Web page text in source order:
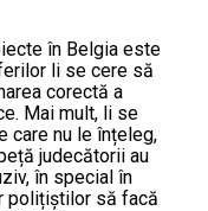
în Belgia este
li se cere să
corectă a
Mai mult, li se
care nu le înțeleg,
judecătorii au
în special în
polițiștilor să facă